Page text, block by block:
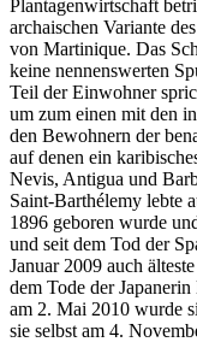
Plantagenwirtschaft
archaischen Variante
von Martinique. Das
keine nennenswerten
Teil der Einwohner
um zum einen mit den
den Bewohnern der
auf denen ein
Nevis, Antigua und
Saint-Barthélemy lebte
1896 geboren wurde
und seit dem Tod der
Januar 2009 auch
dem Tode der
am 2. Mai 2010 wurde
sie selbst am 4.